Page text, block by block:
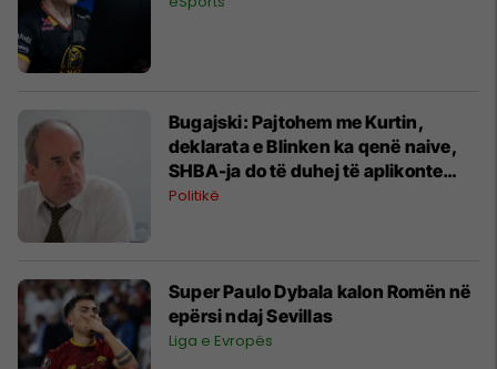
Bugajski: Pajtohem me Kurtin,
deklarata e Blinken ka qenë naive,
SHBA-ja do të duhej të aplikonte
masa ndaj Serbisë
Politikë
Super Paulo Dybala kalon Romën në
epërsi ndaj Sevillas
Liga e Evropës